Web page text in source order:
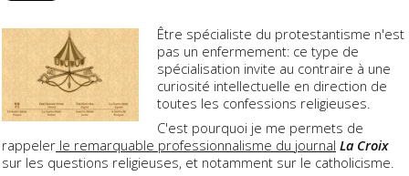
Être spécialiste du protestantisme n'est
pas un enfermement: ce type de
spécialisation invite au contraire à une
curiosité intellectuelle en direction de
toutes les confessions religieuses.
C'est pourquoi je me permets de
rappeler le remarquable professionnalisme du journal La Croix
sur les questions religieuses, et notamment sur le catholicisme.